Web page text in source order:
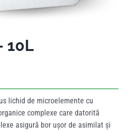
10L
lichid de microelemente cu
complexe care datorită
asigură bor ușor de asimilat și